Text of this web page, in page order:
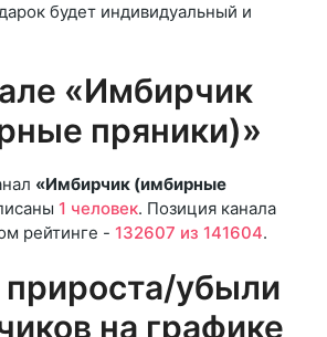
будет индивидуальный и
«Имбирчик
пряники)»
«Имбирчик (имбирные
1 человек. Позиция канала
рейтинге - 132607 из 141604.
прироста/убыли
на графике